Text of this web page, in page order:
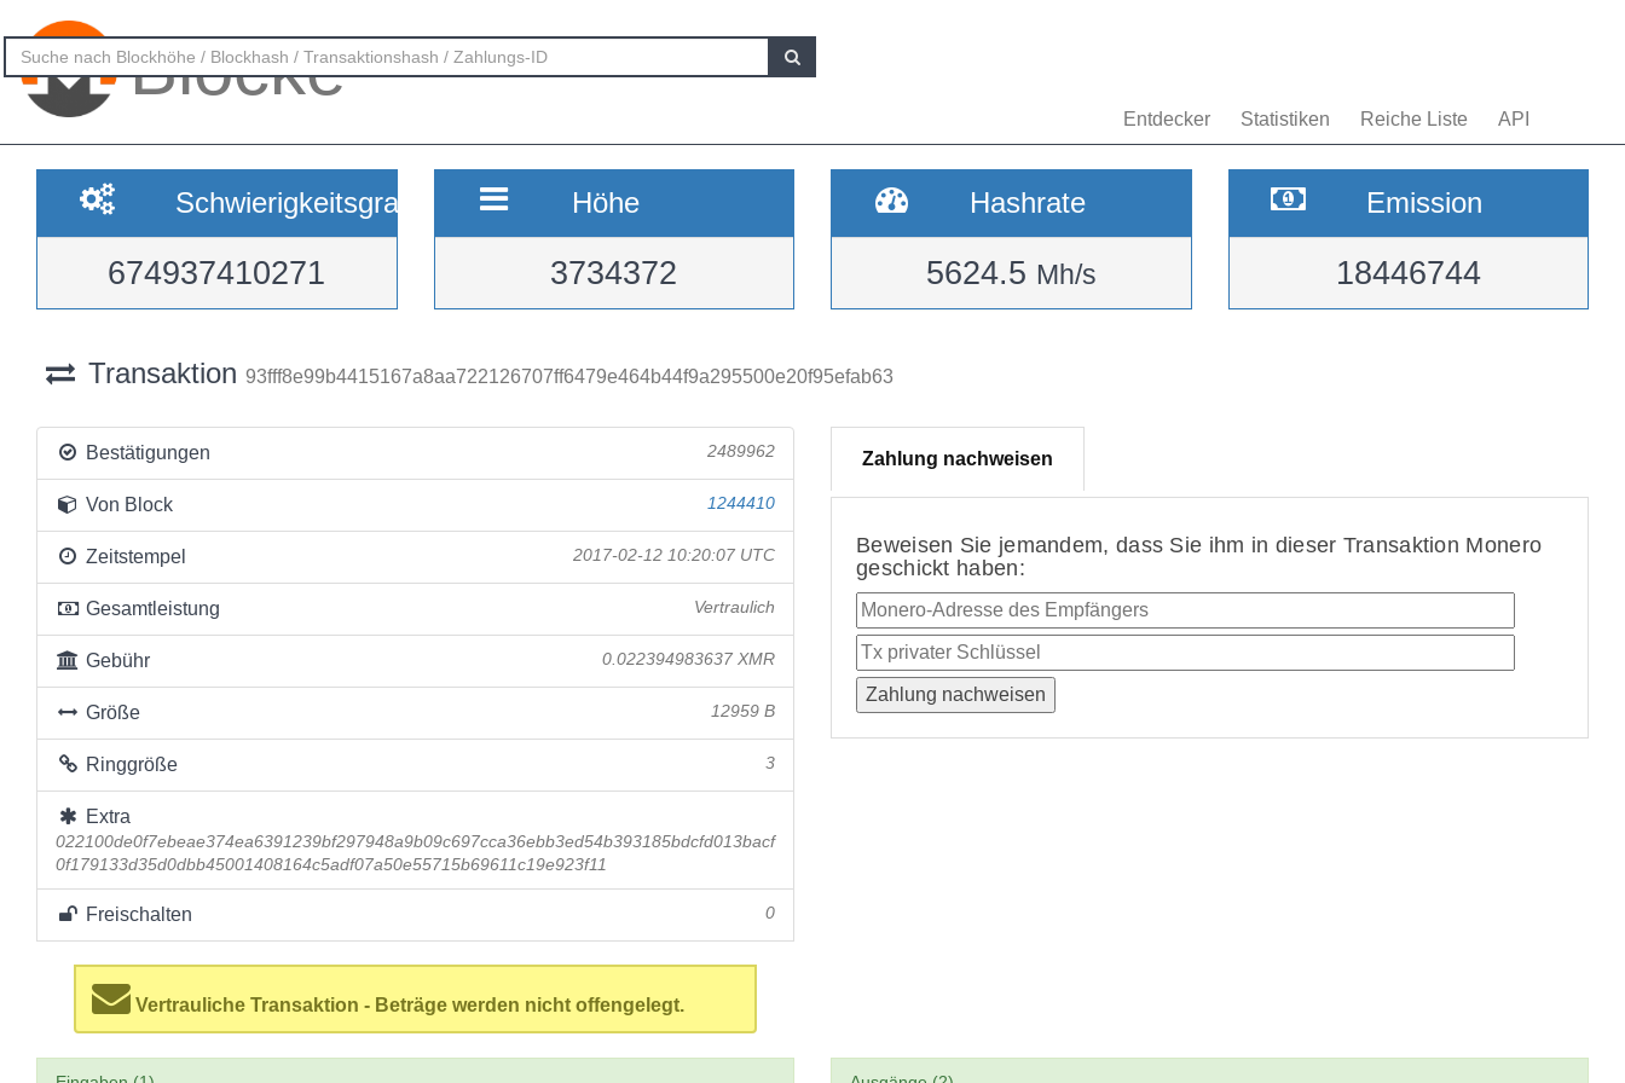
Blöcke
Entdecker Statistiken Reiche Liste API
Schwierigkeitsgrad
674937410271
Höhe
3734372
Hashrate
5624.5 Mh/s
Emission
18446744
Transaktion 93fff8e99b4415167a8aa722126707ff6479e464b44f9a295500e20f95efab63
Bestätigungen 2489962
Von Block 1244410
Zeitstempel 2017-02-12 10:20:07 UTC
Gesamtleistung Vertraulich
Gebühr 0.022394983637 XMR
Größe 12959 B
Ringgröße 3
Extra
022100de0f7ebeae374ea6391239bf297948a9b09c697cca36ebb3ed54b393185bdcfd013bacf
0f179133d35d0dbb45001408164c5adf07a50e55715b69611c19e923f11
Freischalten 0
Vertrauliche Transaktion - Beträge werden nicht offengelegt.
Zahlung nachweisen
Beweisen Sie jemandem, dass Sie ihm in dieser Transaktion Monero
geschickt haben: